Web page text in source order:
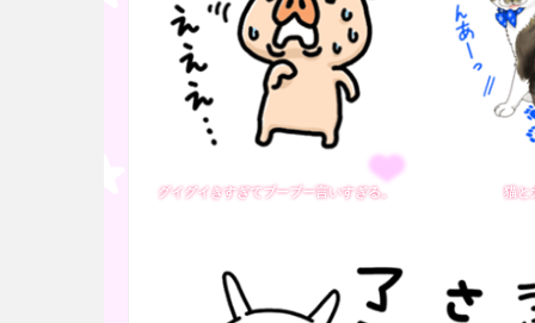
グイグイきすぎてブーブー言いすぎる。 猫と